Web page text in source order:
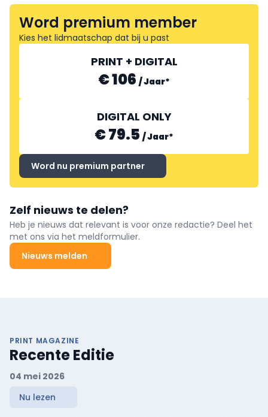
Word premium member
Kies het lidmaatschap dat bij u past
PRINT + DIGITAL
€ 106 /Jaar*
DIGITAL ONLY
€ 79.5 /Jaar*
Word nu premium partner
Zelf nieuws te delen?
Heb je nieuws dat relevant is voor onze redactie? Deel het
met ons via het meldformulier.
Nieuws melden
PRINT MAGAZINE
Recente Editie
04 mei 2026
Nu lezen